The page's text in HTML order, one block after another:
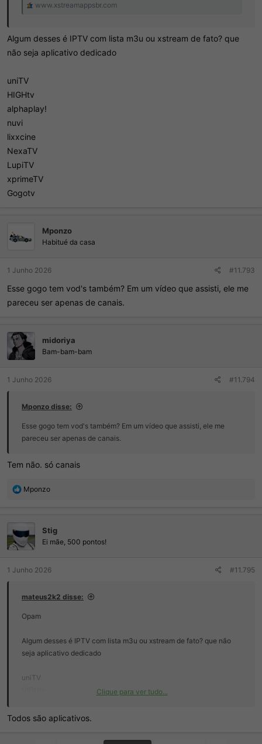
www.xstreamappsbr.com
Algum desses é IPTV com lista m3u ou xstream de fato? que
não seja aplicativo dedicado
uniTV
HIGHtv
alphaplay!
nuvi
lixxcine
NexaTV
LupiTV
xprimeTV
Gogotv
Mponzo
Habitué da casa
1 Junho 2026 #11.793
Esse gogo tem vod's também? Em um vídeo que assisti, ele me
pareceu ser apenas de canais.
midoriya
Bam-bam-bam
1 Junho 2026 #11.794
Mponzo disse:
Esse gogo tem vod's também? Em um vídeo que assisti, ele me
pareceu ser apenas de canais.
Tem não. só canais
R
õ
e
Mponzo
Stig
Ei mãe, 500 pontos!
1 Junho 2026 #11.795
mateus2k2 disse:
Opam
Algum desses é IPTV com lista m3u ou xstream de fato? que não
seja aplicativo dedicado
uniTV
nuvi
Clique para ver tudo...
Todos são aplicativos.